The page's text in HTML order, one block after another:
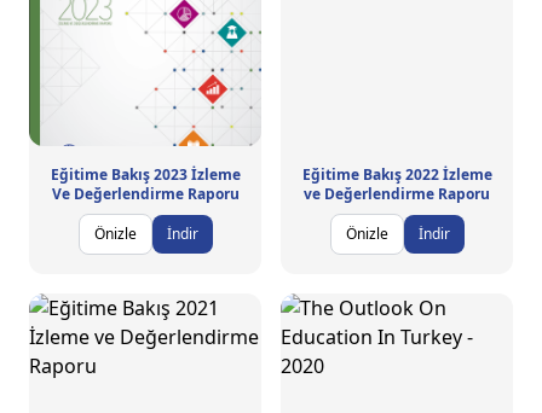
Eğitime Bakış 2023 İzleme
Ve Değerlendirme Raporu
Önizle
İndir
Eğitime Bakış 2022 İzleme
ve Değerlendirme Raporu
Önizle
İndir